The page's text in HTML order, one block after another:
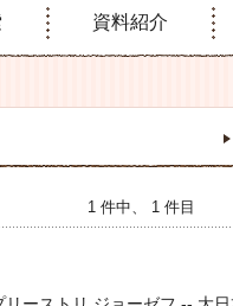
資料紹介
1 件中、 1 件目